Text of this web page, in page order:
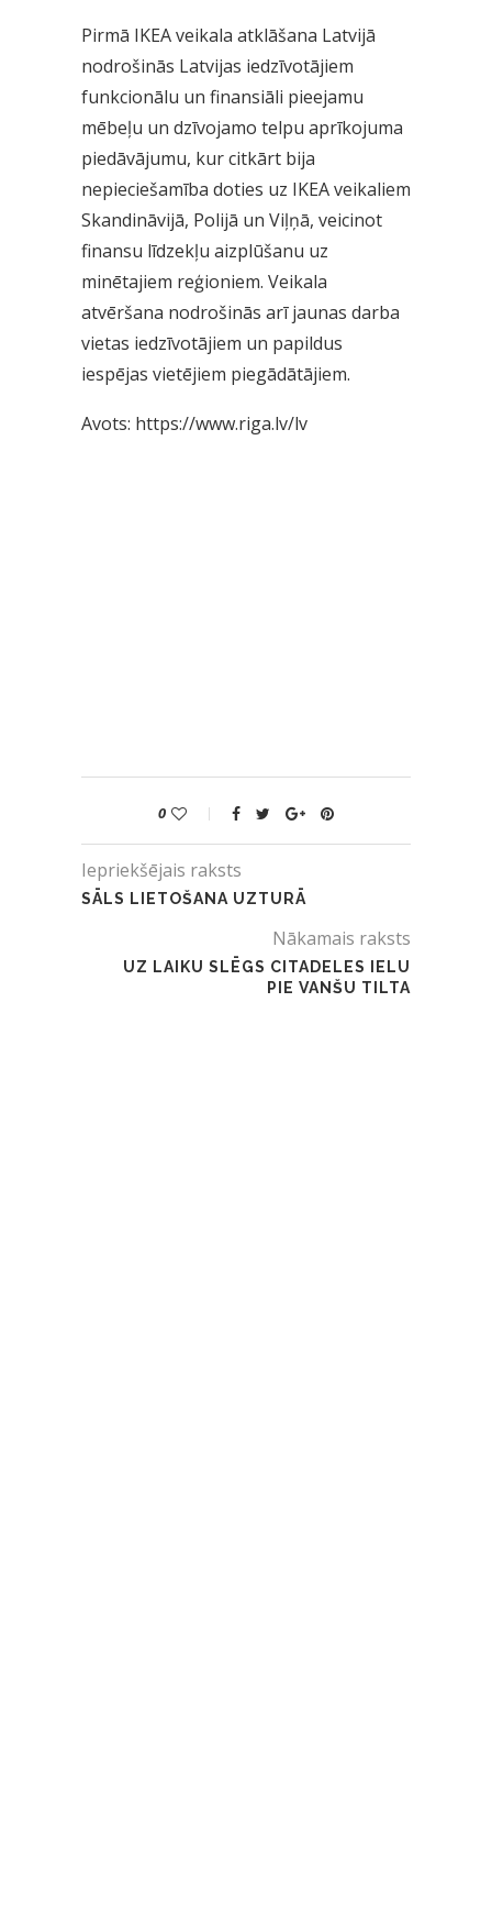
Pirmā IKEA veikala atklāšana Latvijā
nodrošinās Latvijas iedzīvotājiem
funkcionālu un finansiāli pieejamu
mēbeļu un dzīvojamo telpu aprīkojuma
piedāvājumu, kur citkārt bija
nepieciešamība doties uz IKEA veikaliem
Skandināvijā, Polijā un Viļņā, veicinot
finansu līdzekļu aizplūšanu uz
minētajiem reģioniem. Veikala
atvēršana nodrošinās arī jaunas darba
vietas iedzīvotājiem un papildus
iespējas vietējiem piegādātājiem.
Avots: https://www.riga.lv/lv
0
Iepriekšējais raksts
SĀLS LIETOŠANA UZTURĀ
Nākamais raksts
UZ LAIKU SLĒGS CITADELES IELU
PIE VANŠU TILTA